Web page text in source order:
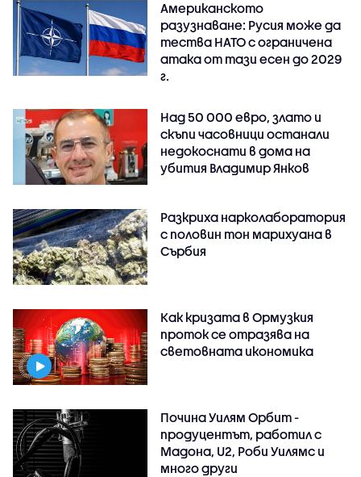
Американското
разузнаване: Русия може да
тества НАТО с ограничена
атака от тази есен до 2029
г.
Над 50 000 евро, злато и
скъпи часовници останали
недокоснати в дома на
убития Владимир Янков
Разкриха нарколаборатория
с половин тон марихуана в
Сърбия
Как кризата в Ормузкия
проток се отразява на
световната икономика
Почина Уилям Орбит -
продуцентът, работил с
Мадона, U2, Роби Уилямс и
много други